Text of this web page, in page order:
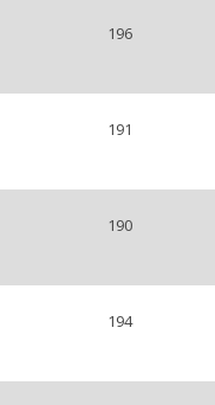
196
191
190
194